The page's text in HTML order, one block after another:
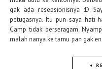
gak ada resepsionisnya :D
petugasnya. Itu pun saya hati-
Camp tidak berseragam.
malah nanya ke tamu pan gak
+